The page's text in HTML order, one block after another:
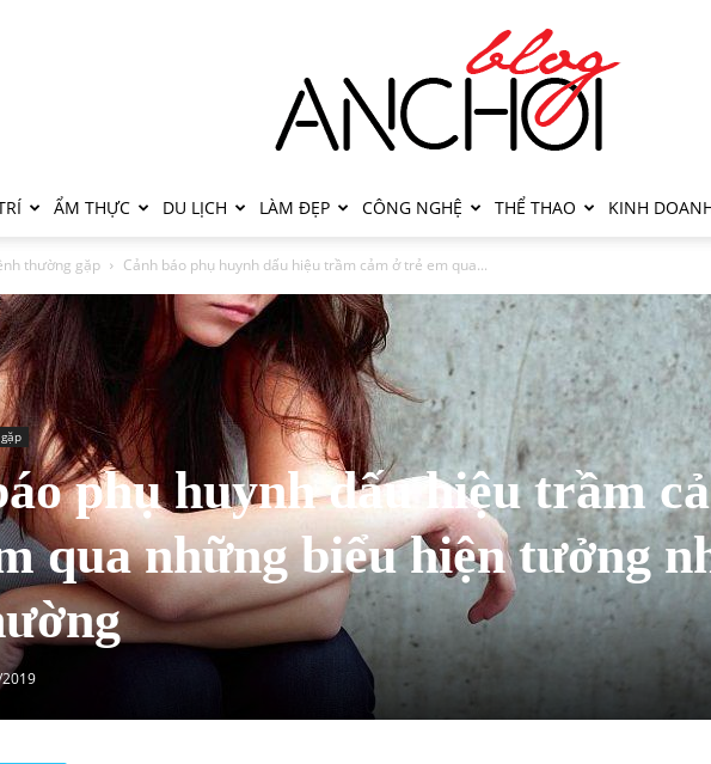
ẨM THỰC DU LỊCH LÀM ĐẸP CÔNG NGHỆ THỂ THAO KINH
thường gặp Cảnh báo phụ huynh dấu hiệu trầm cảm ở trẻ em qua...
phụ huynh dấu hiệu trầm
qua những biểu hiện tưởng